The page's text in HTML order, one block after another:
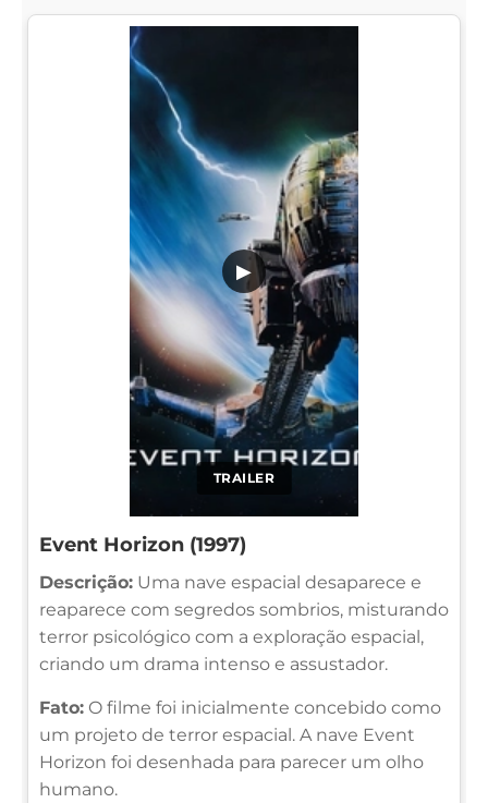
TRAILER
▶
Event Horizon (1997)
Descrição: Uma nave espacial desaparece e
reaparece com segredos sombrios, misturando
terror psicológico com a exploração espacial,
criando um drama intenso e assustador.
Fato: O filme foi inicialmente concebido como
um projeto de terror espacial. A nave Event
Horizon foi desenhada para parecer um olho
humano.